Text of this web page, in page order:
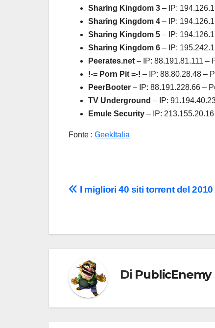
Sharing Kingdom 3 – IP:
Sharing Kingdom 4 – IP:
Sharing Kingdom 5 – IP:
Sharing Kingdom 6 – IP:
Peerates.net – IP: 88.191.81.111 –
!-= Porn Pit =-! – IP: 88.80.28.48 –
PeerBooter – IP: 88.191.228.66 –
TV Underground – IP:
Emule Security – IP:
Fonte : GeekItalia
Navigazione
I migliori 40 siti torrent del 2010
Di PublicEnemy